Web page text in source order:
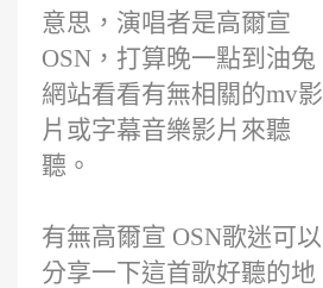
意思，演唱者是高爾宣
OSN，打算晚一點到油兔
網站看看有無相關的mv影
片或字幕音樂影片來聽
聽。
有無高爾宣 OSN歌迷可以
分享一下這首歌好聽的地